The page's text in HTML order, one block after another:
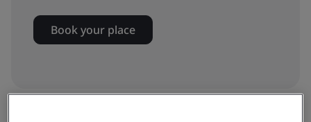
Book your place